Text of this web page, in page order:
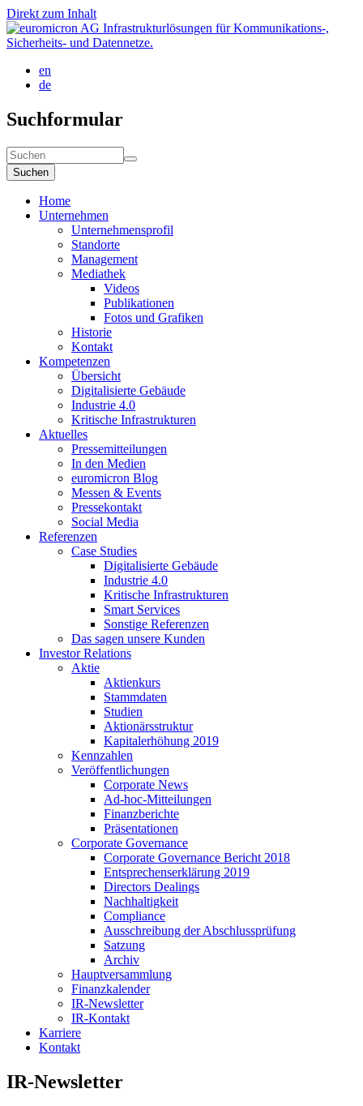
Direkt zum Inhalt
en
de
Suchformular
Suchen
Home
Unternehmen
Unternehmensprofil
Standorte
Management
Mediathek
Videos
Publikationen
Fotos und Grafiken
Historie
Kontakt
Kompetenzen
Übersicht
Digitalisierte Gebäude
Industrie 4.0
Kritische Infrastrukturen
Aktuelles
Pressemitteilungen
In den Medien
euromicron Blog
Messen & Events
Pressekontakt
Social Media
Referenzen
Case Studies
Digitalisierte Gebäude
Industrie 4.0
Kritische Infrastrukturen
Smart Services
Sonstige Referenzen
Das sagen unsere Kunden
Investor Relations
Aktie
Aktienkurs
Stammdaten
Studien
Aktionärsstruktur
Kapitalerhöhung 2019
Kennzahlen
Veröffentlichungen
Corporate News
Ad-hoc-Mitteilungen
Finanzberichte
Präsentationen
Corporate Governance
Corporate Governance Bericht 2018
Entsprechenserklärung 2019
Directors Dealings
Nachhaltigkeit
Compliance
Ausschreibung der Abschlussprüfung
Satzung
Archiv
Hauptversammlung
Finanzkalender
IR-Newsletter
IR-Kontakt
Karriere
Kontakt
IR-Newsletter